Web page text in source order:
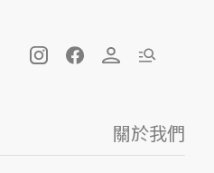
關於我們